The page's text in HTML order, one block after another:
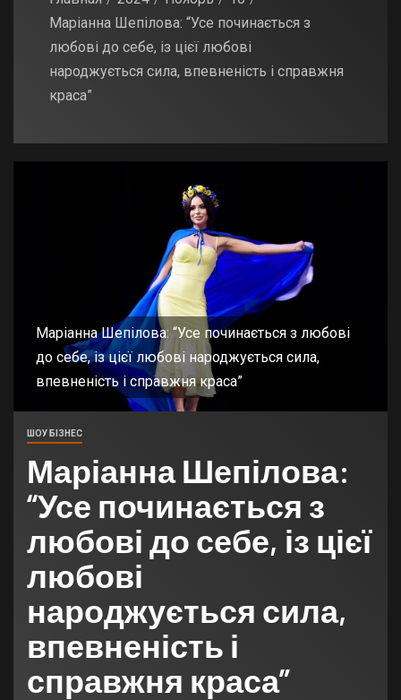
Маріанна Шепілова: “Усе починається з
любові до себе, із цієї любові
народжується сила, впевненість і справжня
краса”
Маріанна Шепілова: “Усе починається з любові
до себе, із цієї любові народжується сила,
впевненість і справжня краса”
ШОУ БІЗНЕС
Маріанна Шепілова:
“Усе починається з
любові до себе, із цієї
любові
народжується сила,
впевненість і
справжня краса”